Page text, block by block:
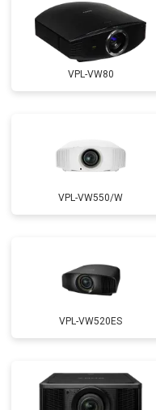
VPL-VW80
VPL-VW550/W
VPL-VW520ES